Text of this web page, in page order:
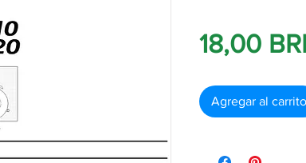
18,00
Agregar al carrito